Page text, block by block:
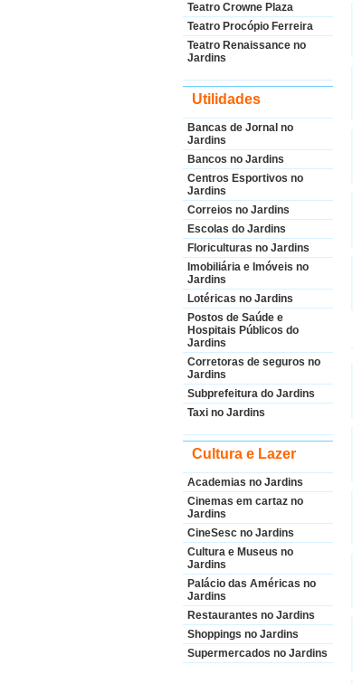
Teatro Crowne Plaza
Teatro Procópio Ferreira
Teatro Renaissance no
Jardins
Utilidades
Bancas de Jornal no
Jardins
Bancos no Jardins
Centros Esportivos no
Jardins
Correios no Jardins
Escolas do Jardins
Floriculturas no Jardins
Imobiliária e Imóveis no
Jardins
Lotéricas no Jardins
Postos de Saúde e
Hospitais Públicos do
Jardins
Corretoras de seguros no
Jardins
Subprefeitura do Jardins
Taxi no Jardins
Cultura e Lazer
Academias no Jardins
Cinemas em cartaz no
Jardins
CineSesc no Jardins
Cultura e Museus no
Jardins
Palácio das Américas no
Jardins
Restaurantes no Jardins
Shoppings no Jardins
Supermercados no Jardins